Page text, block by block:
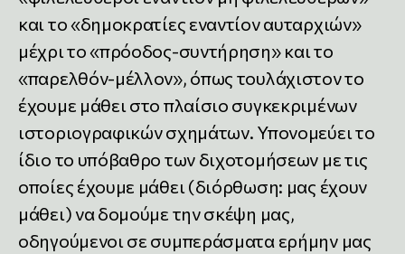
και το «δημοκρατίες εναντίον αυταρχιών»
μέχρι το «πρόοδος-συντήρηση» και το
«παρελθόν-μέλλον», όπως τουλάχιστον το
έχουμε μάθει στο πλαίσιο συγκεκριμένων
ιστοριογραφικών σχημάτων. Υπονομεύει το
ίδιο το υπόβαθρο των διχοτομήσεων με τις
οποίες έχουμε μάθει (διόρθωση: μας έχουν
μάθει) να δομούμε την σκέψη μας,
οδηγούμενοι σε συμπεράσματα ερήμην μας